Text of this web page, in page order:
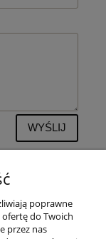
WYŚLIJ
poprawne
do Twoich
przez nas